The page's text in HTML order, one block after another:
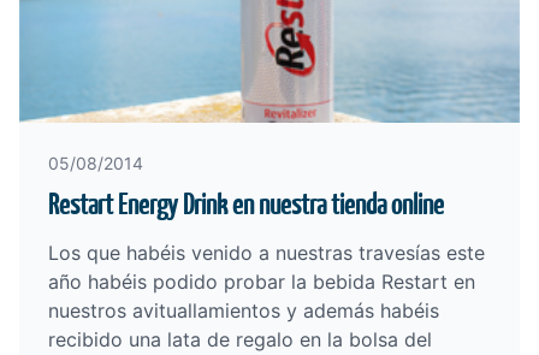
05/08/2014
Restart Energy Drink en nuestra tienda online
Los que habéis venido a nuestras travesías este
año habéis podido probar la bebida Restart en
nuestros avituallamientos y además habéis
recibido una lata de regalo en la bolsa del